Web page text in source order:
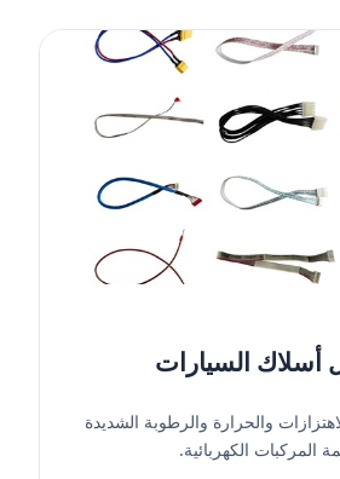
أسلاك السيارات
والحرارة والرطوبة الشديدة
المركبات الكهربائية.